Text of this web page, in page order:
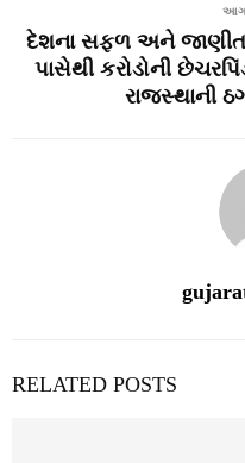
દેશના સફળ અને
પાસેથી કરોડોની
રાજસ્થાની
RELATED POSTS